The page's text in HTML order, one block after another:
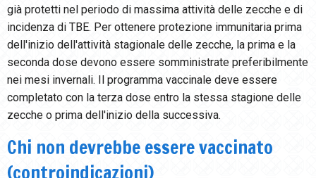
già protetti nel periodo di massima attività delle zecche e di
incidenza di TBE. Per ottenere protezione immunitaria prima
dell'inizio dell'attività stagionale delle zecche, la prima e la
seconda dose devono essere somministrate preferibilmente
nei mesi invernali. Il programma vaccinale deve essere
completato con la terza dose entro la stessa stagione delle
zecche o prima dell'inizio della successiva.
Chi non devrebbe essere vaccinato